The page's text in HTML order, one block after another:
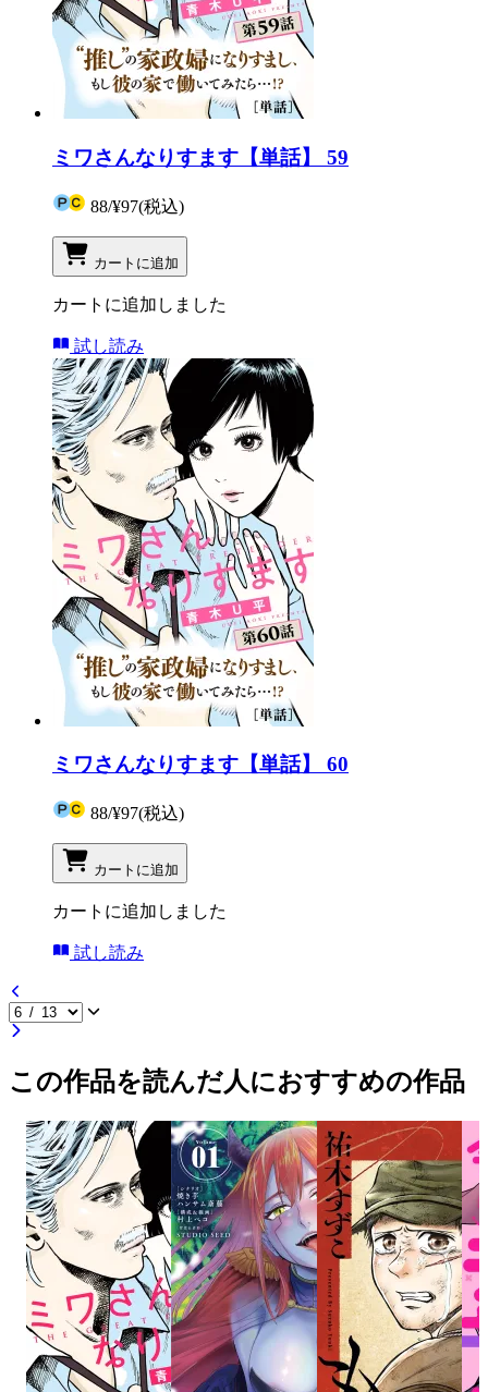
ミワさんなりすます【単話】 59
88/¥97(税込)
カートに追加
カートに追加しました
試し読み
ミワさんなりすます【単話】 60
88/¥97(税込)
カートに追加
カートに追加しました
試し読み
この作品を読んだ人におすすめの作品